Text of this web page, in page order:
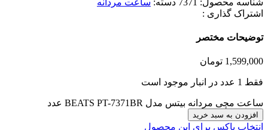
اشتراک گذاری :
توضیحات مختصر
1,599,000 تومان
فقط 1 عدد در انبار موجود است
ساعت مچی مردانه بیتس مدل BEATS PT-7371BR عدد
افزودن به سبد خرید
انتخاب باکس برای این محصول